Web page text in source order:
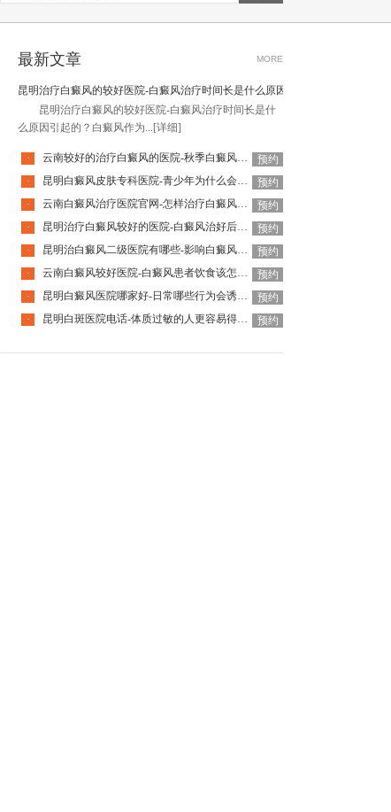
最新文章 MORE
昆明治疗白癜风的较好医院-白癜风治疗时间长是什么原因引起的
昆明治疗白癜风的较好医院-白癜风治疗时间长是什
么原因引起的？白癜风作为... [详细]
· 云南较好的治疗白癜风的医院-秋季白癜风该怎么护理
预约
·
昆明白癜风皮肤专科医院-青少年为什么会得白癜风呢
预约
·
云南白癜风治疗医院官网-怎样治疗白癜风才有效
预约
·
昆明治疗白癜风较好的医院-白癜风治好后还会复发吗
预约
·
昆明治白癜风二级医院有哪些-影响白癜风恢复的因素有哪些
预约
·
云南白癜风较好医院-白癜风患者饮食该怎么调整
预约
·
昆明白癜风医院哪家好-日常哪些行为会诱发白癜风呢
预约
·
昆明白斑医院电话-体质过敏的人更容易得白癜风吗 预约